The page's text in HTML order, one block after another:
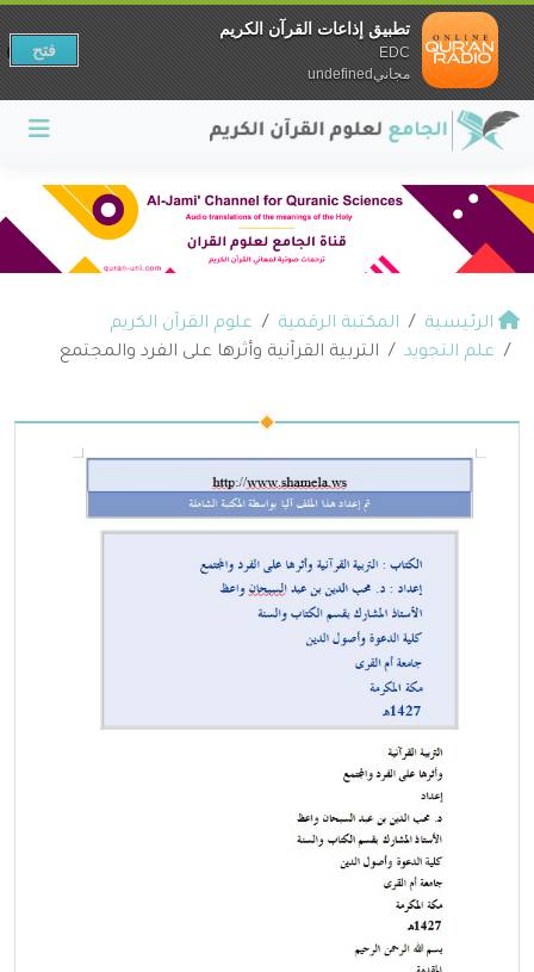
الرئيسية المكتبة الرقمية
علوم القرآن الكريم
علم التجويد
التربية القرآنية وأثرها على الفرد والمجتمع
تطبيق إذاعات القرآن الكريم
EDC
مجانيundefined
فتح